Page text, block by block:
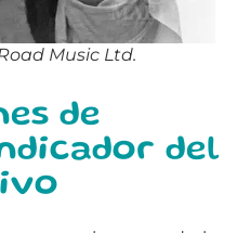
Music Ltd.
de
del